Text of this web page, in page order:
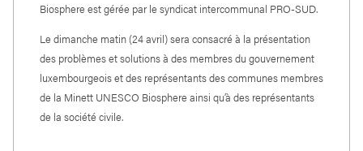
Biosphere est gérée par le syndicat intercommunal PRO-SUD.
Le dimanche matin (24 avril) sera consacré à la présentation
des problèmes et solutions à des membres du gouvernement
luxembourgeois et des représentants des communes membres
de la Minett UNESCO Biosphere ainsi qu’à des représentants
de la société civile.